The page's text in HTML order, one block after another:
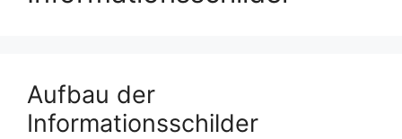
Aufbau der
Informationsschilder